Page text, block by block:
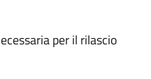
per il rilascio